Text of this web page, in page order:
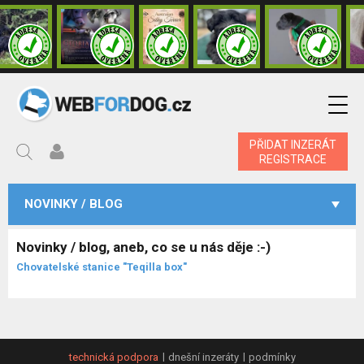
PŘIDAT INZERÁT
REGISTRACE
NOVINKY / BLOG
Novinky / blog, aneb, co se u nás děje :-)
Chovatelské stanice "Teqilla box"
technická podpora dnešní inzeráty podmínky